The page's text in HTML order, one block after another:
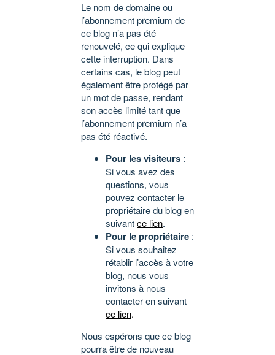
Le nom de domaine ou
l’abonnement premium de
ce blog n’a pas été
renouvelé, ce qui explique
cette interruption. Dans
certains cas, le blog peut
également être protégé par
un mot de passe, rendant
son accès limité tant que
l’abonnement premium n’a
pas été réactivé.
Pour les visiteurs :
Si vous avez des
questions, vous
pouvez contacter le
propriétaire du blog en
suivantce lien.
Pour le propriétaire :
Si vous souhaitez
rétablir l’accès à votre
blog, nous vous
invitons à nous
contacter en suivant
ce lien.
Nous espérons que ce blog
pourra être de nouveau